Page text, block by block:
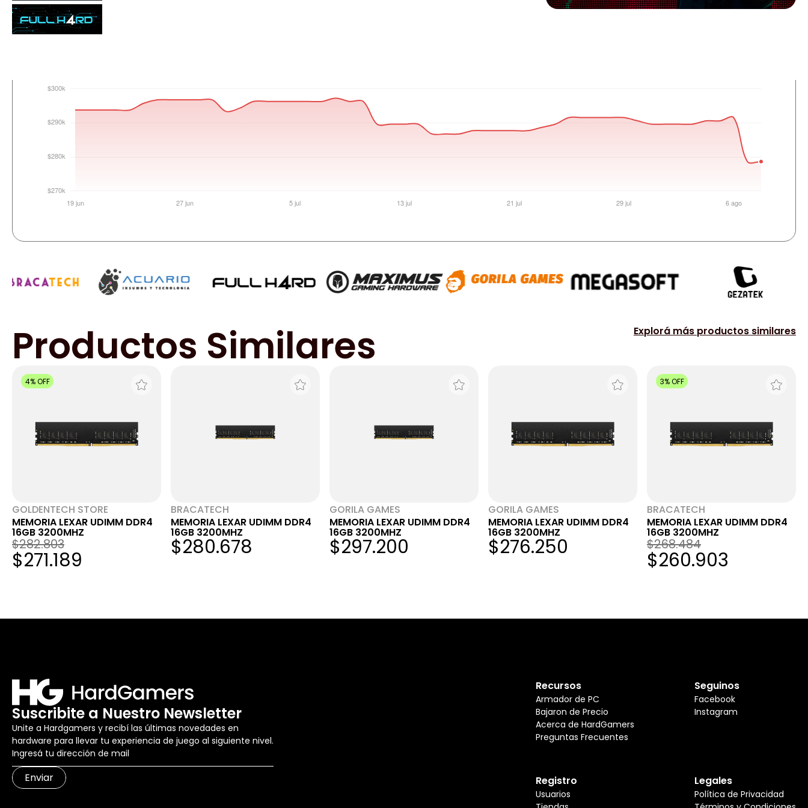
Productos Similares Explorá más productos similares
4% OFF
GOLDENTECH STORE
MEMORIA LEXAR UDIMM DDR4
16GB 3200MHZ
$282.803
$271.189
BRACATECH
MEMORIA LEXAR UDIMM DDR4
16GB 3200MHZ
$280.678
GORILA GAMES
MEMORIA LEXAR UDIMM DDR4
16GB 3200MHZ
$297.200
GORILA GAMES
MEMORIA LEXAR UDIMM DDR4
16GB 3200MHZ
$276.250
3% OFF
BRACATECH
MEMORIA LEXAR UDIMM DDR4
16GB 3200MHZ
$268.484
$260.903
Suscribite a Nuestro Newsletter
Unite a Hardgamers y recibí las últimas novedades en
hardware para llevar tu experiencia de juego al siguiente nivel.
Enviar
Recursos
Armador de PC
Bajaron de Precio
Acerca de HardGamers
Preguntas Frecuentes
Seguinos
Facebook
Instagram
Registro
Usuarios
Legales
Política de Privacidad